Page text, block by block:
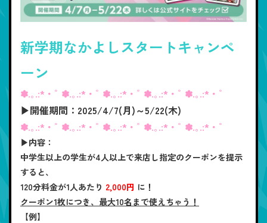
新学期なかよしスタートキャンペ
ーン
✽.｡.:*・ﾟ ✽.｡.:*・ﾟ ✽.｡.:*・ﾟ ✽.｡.:*・ﾟ ✽.｡.:*・ﾟ
▶開催期間：2025/4/7(月)～5/22(木)
✽.｡.:*・ﾟ ✽.｡.:*・ﾟ ✽.｡.:*・ﾟ ✽.｡.:*・ﾟ ✽.｡.:*・ﾟ
▶内容：
中学生以上の学生が4人以上で来店し指定のクーポンを提示
すると、
120分料金が1人あたり 2,000円 に！
クーポン1枚につき、最大10名まで使えちゃう！
【例】